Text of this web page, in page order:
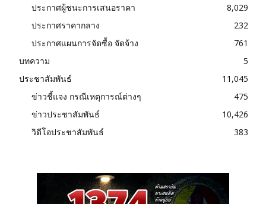
ประกาศผู้ชนะการเสนอราคา
8,029
ประกาศราคากลาง
232
ประกาศแผนการจัดซื้อ จัดจ้าง
761
บทความ
5
ประชาสัมพันธ์
11,045
ข่าวชี้แจง กรณีเหตุการณ์ต่างๆ
475
ข่าวประชาสัมพันธ์
10,426
วิดีโอประชาสัมพันธ์
383